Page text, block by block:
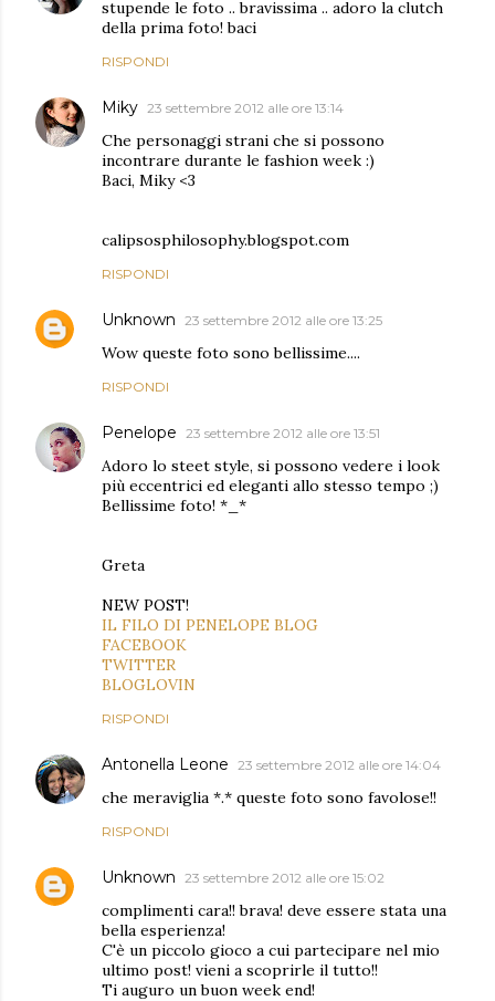
stupende le foto .. bravissima .. adoro la clutch
della prima foto! baci
RISPONDI
Miky 23 settembre 2012 alle ore 13:14
Che personaggi strani che si possono
incontrare durante le fashion week :)
Baci, Miky <3
calipsosphilosophy.blogspot.com
RISPONDI
Unknown 23 settembre 2012 alle ore 13:25
Wow queste foto sono bellissime....
RISPONDI
Penelope 23 settembre 2012 alle ore 13:51
Adoro lo steet style, si possono vedere i look
più eccentrici ed eleganti allo stesso tempo ;)
Bellissime foto! *_*
Greta
NEW POST!
IL FILO DI PENELOPE BLOG
FACEBOOK
TWITTER
BLOGLOVIN
RISPONDI
Antonella Leone 23 settembre 2012 alle ore 14:04
che meraviglia *.* queste foto sono favolose!!
RISPONDI
Unknown 23 settembre 2012 alle ore 15:02
complimenti cara!! brava! deve essere stata una
bella esperienza!
C'è un piccolo gioco a cui partecipare nel mio
ultimo post! vieni a scoprirle il tutto!!
Ti auguro un buon week end!